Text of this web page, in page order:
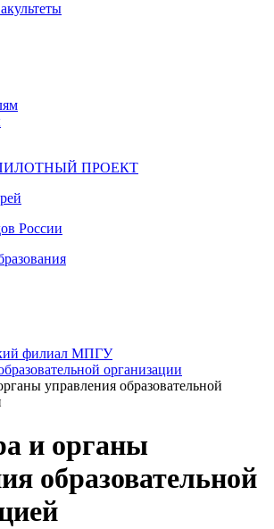
ПРОЕКТ
России
филиал МПГУ
организации
управления образовательной
и органы
образовательной